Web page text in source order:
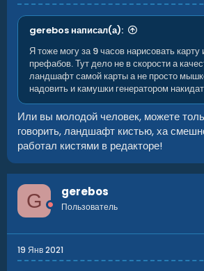
gerebos написал(а):
Я тоже могу за 9 часов нарисовать карту
префабов. Тут дело не в скорости а
ландшафт самой карты а не просто
надовить и камушки генератором
Или вы молодой человек, можете
говорить, ландшафт кистью, ха
работал кистями в редакторе!
G gerebos
Пользователь
19 Янв 2021